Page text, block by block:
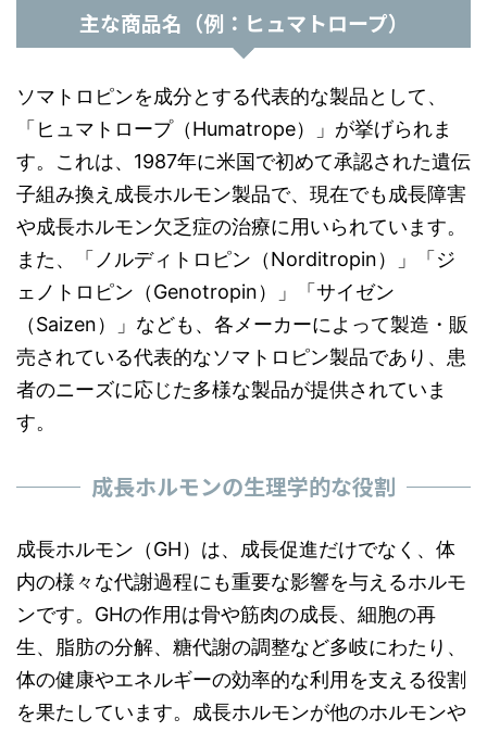
主な商品名（例：ヒュマトロープ）
ソマトロピンを成分とする代表的な製品として、
「ヒュマトロープ（Humatrope）」が挙げられま
す。これは、1987年に米国で初めて承認された遺伝
子組み換え成長ホルモン製品で、現在でも成長障害
や成長ホルモン欠乏症の治療に用いられています。
また、「ノルディトロピン（Norditropin）」「ジ
ェノトロピン（Genotropin）」「サイゼン
（Saizen）」なども、各メーカーによって製造・販
売されている代表的なソマトロピン製品であり、患
者のニーズに応じた多様な製品が提供されていま
す。
成長ホルモンの生理学的な役割
成長ホルモン（GH）は、成長促進だけでなく、体
内の様々な代謝過程にも重要な影響を与えるホルモ
ンです。GHの作用は骨や筋肉の成長、細胞の再
生、脂肪の分解、糖代謝の調整など多岐にわたり、
体の健康やエネルギーの効率的な利用を支える役割
を果たしています。成長ホルモンが他のホルモンや